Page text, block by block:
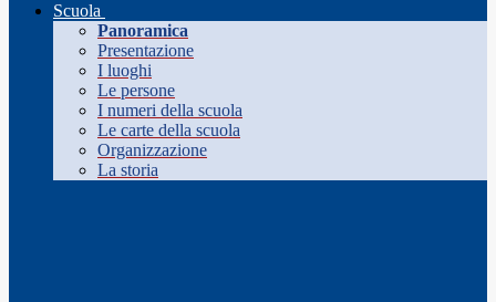
Scuola
Panoramica
Presentazione
I luoghi
Le persone
I numeri della scuola
Le carte della scuola
Organizzazione
La storia